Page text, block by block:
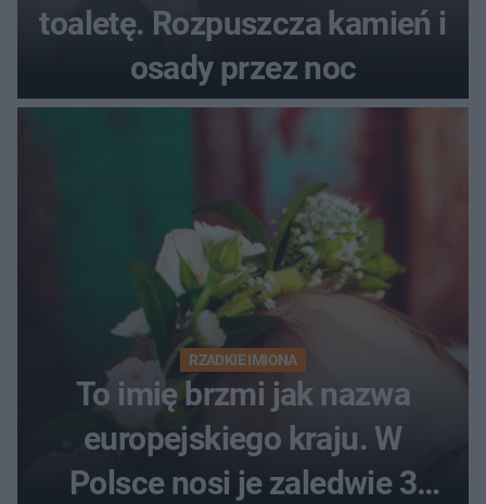
toaletę. Rozpuszcza kamień i
osady przez noc
RZADKIE IMIONA
To imię brzmi jak nazwa
europejskiego kraju. W
Polsce nosi je zaledwie 3